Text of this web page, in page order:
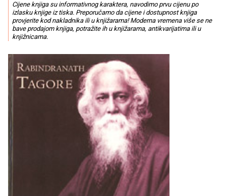
Cijene knjiga su informativnog karaktera, navodimo prvu cijenu po
izlasku knjige iz tiska. Preporučamo da cijene i dostupnost knjiga
provjerite kod nakladnika ili u knjižarama! Moderna vremena više se ne
bave prodajom knjiga, potražite ih u knjižarama, antikvarijatima ili u
knjižnicama.